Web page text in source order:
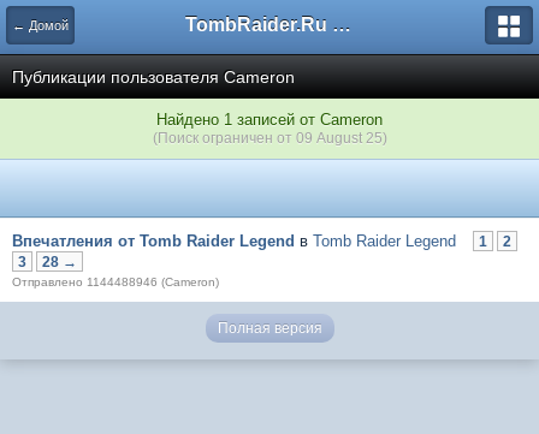
← Домой TombRaider.Ru - Форумы
Публикации пользователя Cameron
Найдено 1 записей от Cameron
(Поиск ограничен от 09 August 25)
Впечатления от Tomb Raider Legend в Tomb Raider Legend 1
2
3
28 →
Отправлено 1144488946 (Cameron)
Полная версия